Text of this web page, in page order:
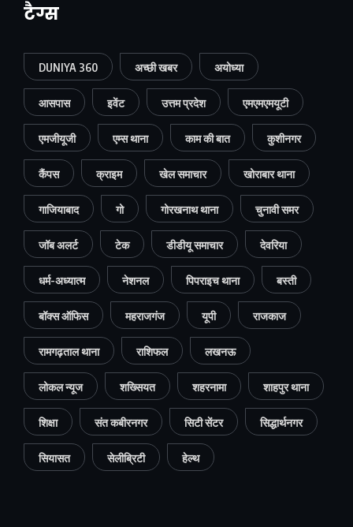
टैग्स
DUNIYA 360 अच्छी खबर अयोध्या
आसपास इवेंट उत्तम प्रदेश एमएमएमयूटी
एमजीयूजी एम्स थाना काम की बात कुशीनगर
कैंपस क्राइम खेल समाचार खोराबार थाना
गाजियाबाद गो गोरखनाथ थाना चुनावी समर
जॉब अलर्ट टेक डीडीयू समाचार देवरिया
धर्म-अध्यात्म नेशनल पिपराइच थाना बस्ती
बॉक्स ऑफिस महराजगंज यूपी राजकाज
रामगढ़ताल थाना राशिफल लखनऊ
लोकल न्यूज शख्सियत शहरनामा शाहपुर थाना
शिक्षा संत कबीरनगर सिटी सेंटर सिद्धार्थनगर
सियासत सेलीब्रिटी हेल्थ